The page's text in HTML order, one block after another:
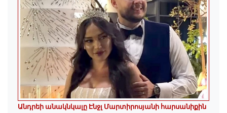
Անդրեի անակնկալը Էնջլ Մարտիրոսյանի հարսանիքին